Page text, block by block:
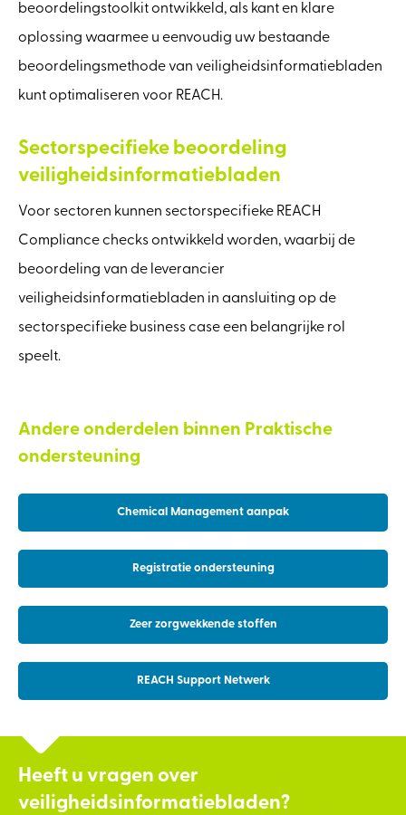
beoordelingstoolkit ontwikkeld, als kant en klare
oplossing waarmee u eenvoudig uw bestaande
beoordelingsmethode van veiligheidsinformatiebladen
kunt optimaliseren voor REACH.
Sectorspecifieke beoordeling
veiligheidsinformatiebladen
Voor sectoren kunnen sectorspecifieke REACH
Compliance checks ontwikkeld worden, waarbij de
beoordeling van de leverancier
veiligheidsinformatiebladen in aansluiting op de
sectorspecifieke business case een belangrijke rol
speelt.
Andere onderdelen binnen Praktische
ondersteuning
Chemical Management aanpak
Registratie ondersteuning
Zeer zorgwekkende stoffen
REACH Support Netwerk
Heeft u vragen over
veiligheidsinformatiebladen?